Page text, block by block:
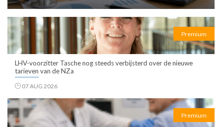
Premium
LHV-voorzitter Tasche nog steeds verbijsterd over de nieuwe
tarieven van de NZa
07 AUG 2026
Premium